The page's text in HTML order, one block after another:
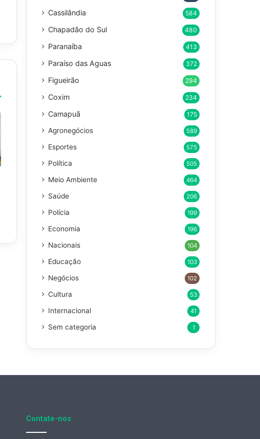
Cassilândia 584
Chapadão do Sul 480
Paranaíba 413
Paraíso das Aguas 372
Figueirão 294
Coxim 234
Camapuã 175
Agronegócios 589
Esportes 575
Política 505
Meio Ambiente 464
Saúde 206
Polícia 199
Economia 196
Nacionais 104
Educação 103
Negócios 102
Cultura 53
Internacional 41
Sem categoria 1
Contate-nos